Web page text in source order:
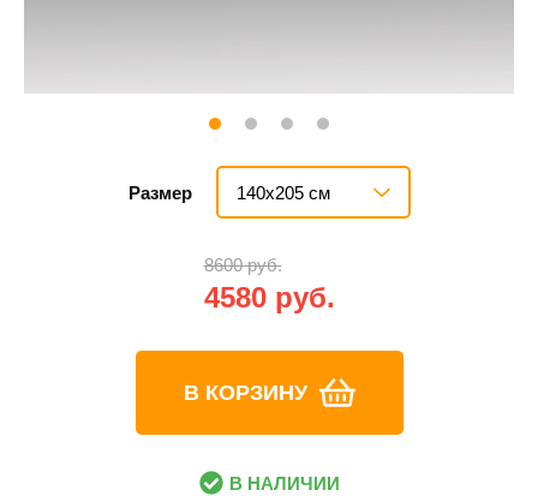
Размер 140х205 см
8600 руб.
4580 руб.
В КОРЗИНУ
В НАЛИЧИИ